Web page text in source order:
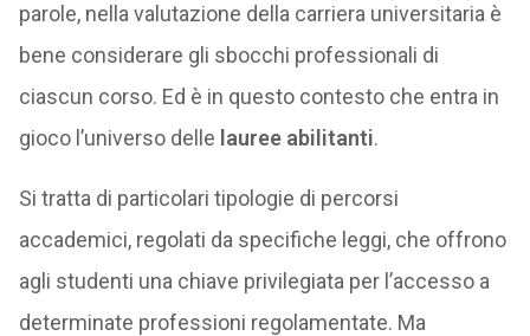
parole, nella valutazione della carriera universitaria è
bene considerare gli sbocchi professionali di
ciascun corso. Ed è in questo contesto che entra in
gioco l’universo delle lauree abilitanti.
Si tratta di particolari tipologie di percorsi
accademici, regolati da specifiche leggi, che offrono
agli studenti una chiave privilegiata per l’accesso a
determinate professioni regolamentate. Ma